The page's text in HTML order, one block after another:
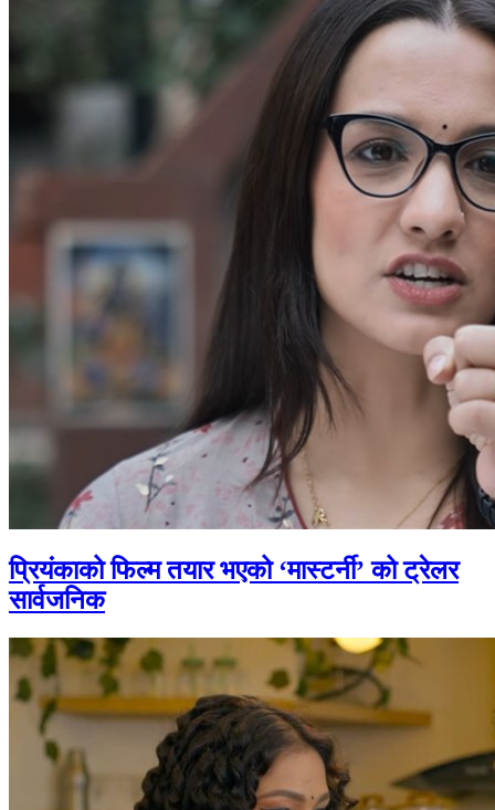
प्रियंकाको फिल्म तयार भएको ‘मास्टर्नी’ को ट्रेलर
सार्वजनिक